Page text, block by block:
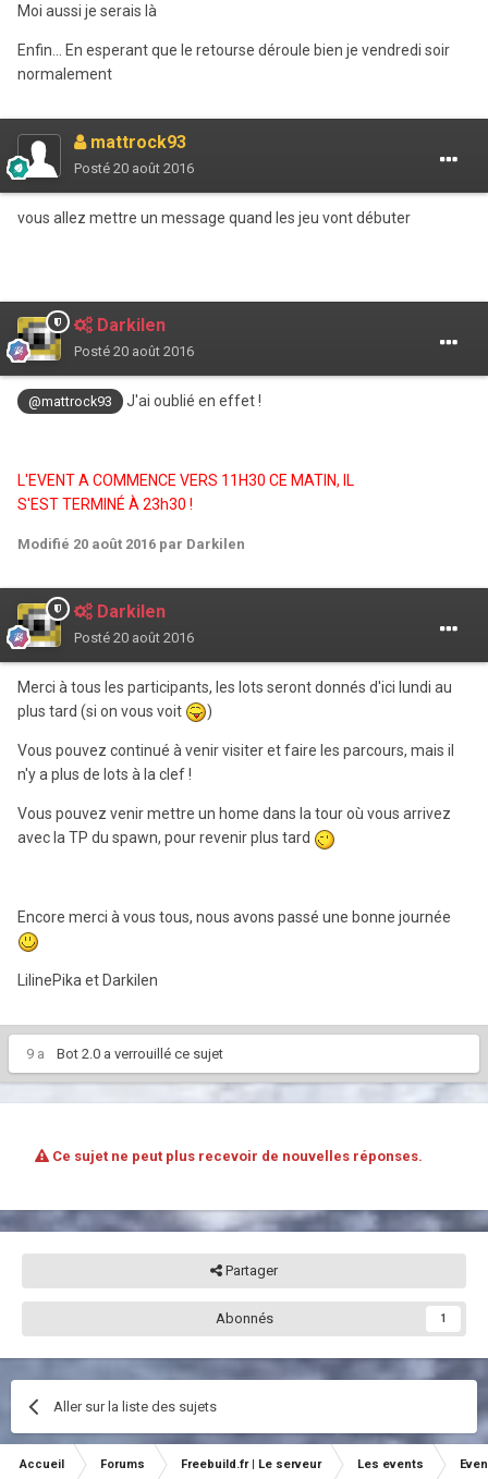
Moi aussi je serais là
Enfin... En esperant que le retourse déroule bien je vendredi soir
normalement
mattrock93
Posté 20 août 2016
vous allez mettre un message quand les jeu vont débuter
Darkilen
Posté 20 août 2016
@mattrock93 J'ai oublié en effet !
L'EVENT A COMMENCE VERS 11H30 CE MATIN, IL
S'EST TERMINÉ À 23h30 !
Modifié 20 août 2016 par Darkilen
Darkilen
Posté 20 août 2016
Merci à tous les participants, les lots seront donnés d'ici lundi au
plus tard (si on vous voit
)
Vous pouvez continué à venir visiter et faire les parcours, mais il
n'y a plus de lots à la clef !
Vous pouvez venir mettre un home dans la tour où vous arrivez
avec la TP du spawn, pour revenir plus tard
Encore merci à vous tous, nous avons passé une bonne journée
LilinePika et Darkilen
9 a Bot 2.0 a verrouillé ce sujet
Ce sujet ne peut plus recevoir de nouvelles réponses.
Partager
Abonnés 1
Aller sur la liste des sujets
Accueil Forums Freebuild.fr | Le serveur Les events